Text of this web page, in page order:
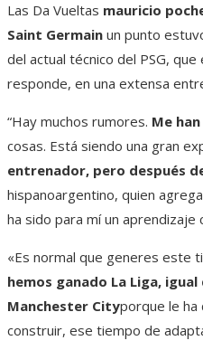
Las Da Vueltas mauricio
Saint Germain un punto
del actual técnico del PSG,
responde, en una extensa
“Hay muchos rumores. Me
cosas. Está siendo una gran
entrenador, pero después
hispanoargentino, quien
ha sido para mí un aprendizaje
«Es normal que generes este
hemos ganado La Liga,
Manchester Cityporque le ha
construir, ese tiempo de